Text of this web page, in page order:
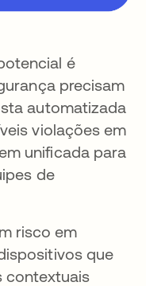
é
precisam
automatizada
violações em
unificada para
de
risco em
que
contextuais